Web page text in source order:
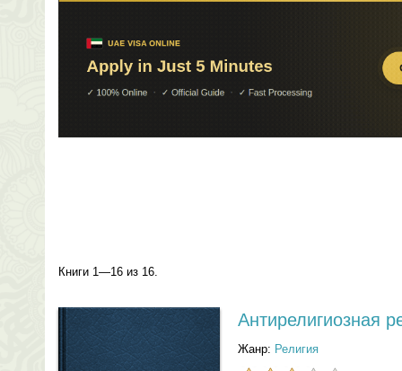
Книги 1—16 из 16.
Антирелигиозная
Жанр: Религия